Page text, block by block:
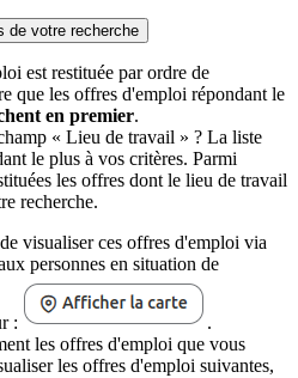
de votre recherche
est restituée par ordre de
que les offres d'emploi répondant le
en premier.
« Lieu de travail » ? La liste
le plus à vos critères. Parmi
les offres dont le lieu de travail
recherche.
visualiser ces offres d'emploi via
personnes en situation de
:
.
les offres d'emploi que vous
les offres d'emploi suivantes,